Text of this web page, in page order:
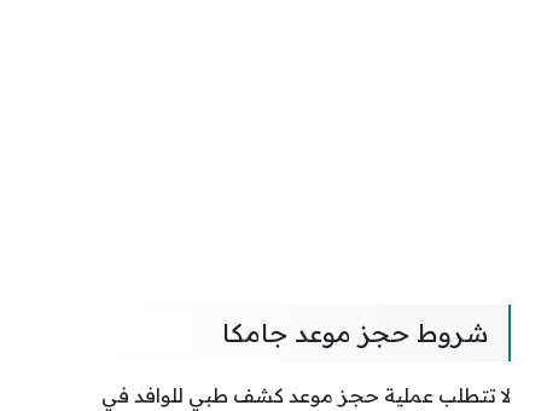
شروط حجز موعد جامكا
لا تتطلب عملية حجز موعد كشف طبي للوافد في